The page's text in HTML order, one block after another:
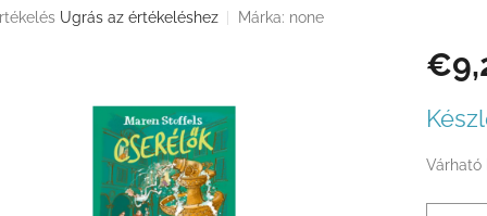
Ugrás az értékeléshez Márka: none
Várható